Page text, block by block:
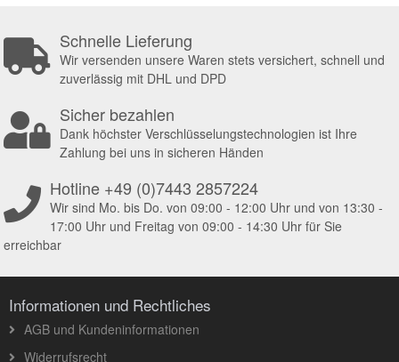
Schnelle Lieferung
Wir versenden unsere Waren stets versichert, schnell und
zuverlässig mit DHL und DPD
Sicher bezahlen
Dank höchster Verschlüsselungstechnologien ist Ihre
Zahlung bei uns in sicheren Händen
Hotline +49 (0)7443 2857224
Wir sind Mo. bis Do. von 09:00 - 12:00 Uhr und von 13:30 -
17:00 Uhr und Freitag von 09:00 - 14:30 Uhr für Sie
erreichbar
Informationen und Rechtliches
AGB und Kundeninformationen
Widerrufsrecht